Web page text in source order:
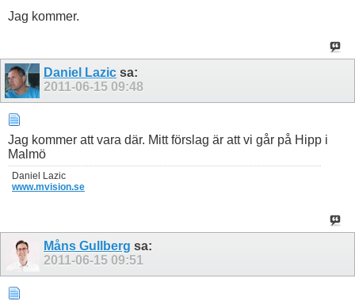
Jag kommer.
Daniel Lazic sa:
2011-06-15 09:48
Jag kommer att vara där. Mitt förslag är att vi går på Hipp i
Malmö
Daniel Lazic
www.mvision.se
Måns Gullberg sa:
2011-06-15 09:51